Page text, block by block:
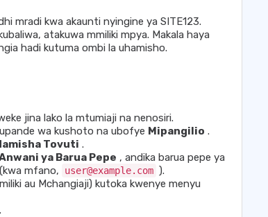
mradi kwa akaunti nyingine ya SITE123.
atakuwa mmiliki mpya. Makala haya
hadi kutuma ombi la uhamisho.
jina lako la mtumiaji na nenosiri.
wa kushoto na ubofye Mipangilio .
Tovuti .
ya Barua Pepe , andika barua pepe ya
mfano,
user@example.com ).
au Mchangiaji) kutoka kwenye menyu
.